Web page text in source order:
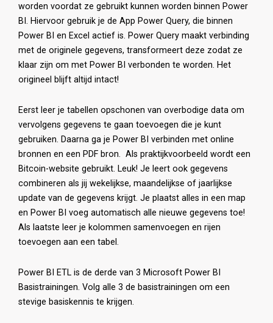
worden voordat ze gebruikt kunnen worden binnen Power
BI. Hiervoor gebruik je de App Power Query, die binnen
Power BI en Excel actief is. Power Query maakt verbinding
met de originele gegevens, transformeert deze zodat ze
klaar zijn om met Power BI verbonden te worden. Het
origineel blijft altijd intact!
Eerst leer je tabellen opschonen van overbodige data om
vervolgens gegevens te gaan toevoegen die je kunt
gebruiken. Daarna ga je Power BI verbinden met online
bronnen en een PDF bron. Als praktijkvoorbeeld wordt een
Bitcoin-website gebruikt. Leuk! Je leert ook gegevens
combineren als jij wekelijkse, maandelijkse of jaarlijkse
update van de gegevens krijgt. Je plaatst alles in een map
en Power BI voeg automatisch alle nieuwe gegevens toe!
Als laatste leer je kolommen samenvoegen en rijen
toevoegen aan een tabel.
Power BI ETL is de derde van 3 Microsoft Power BI
Basistrainingen. Volg alle 3 de basistrainingen om een
stevige basiskennis te krijgen.